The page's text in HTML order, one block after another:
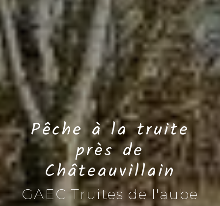
Pêche à la truite
près de
Châteauvillain
GAEC Truites de l'aube